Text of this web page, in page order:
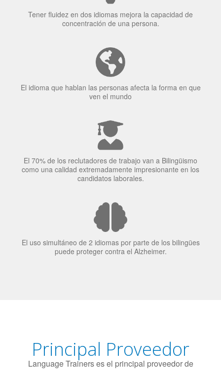
Tener fluidez en dos idiomas mejora la capacidad de
El idioma que hablan las personas afecta la forma en que
El 70% de los reclutadores de trabajo van a Bilingüismo
como una calidad extremadamente impresionante en los
El uso simultáneo de 2 idiomas por parte de los bilingües
Principal Proveedor